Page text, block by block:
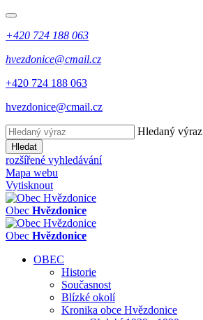
+420 724 188 063
hvezdonice@cmail.cz
+420 724 188 063
hvezdonice@cmail.cz
Hledaný výraz
Hledat
rozšířené vyhledávání
Mapa webu
Vytisknout
Obec Hvězdonice
Obec Hvězdonice
OBEC
Historie
Současnost
Blízké okolí
Kronika obce Hvězdonice